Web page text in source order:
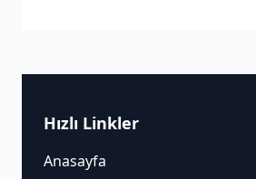
Hızlı Linkler
Anasayfa